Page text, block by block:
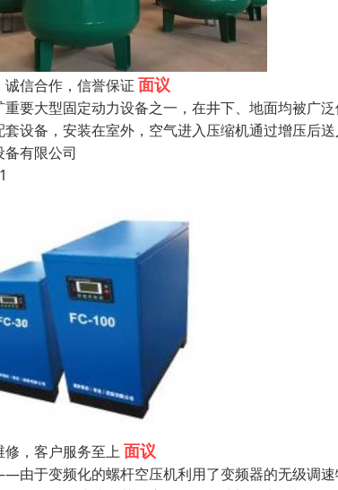
信合作，信誉保证 面议
重要大型固定动力设备之一，在井下、地面均被广
套设备，安装在室外，空气进入压缩机通过增压后
有限公司
，客户服务至上 面议
由于变频化的螺杆空压机利用了变频器的无级调